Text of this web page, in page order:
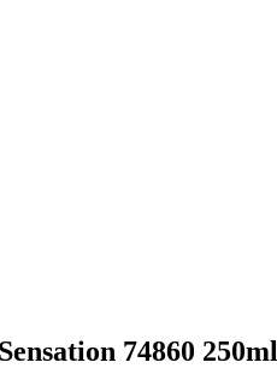
74860 250ml